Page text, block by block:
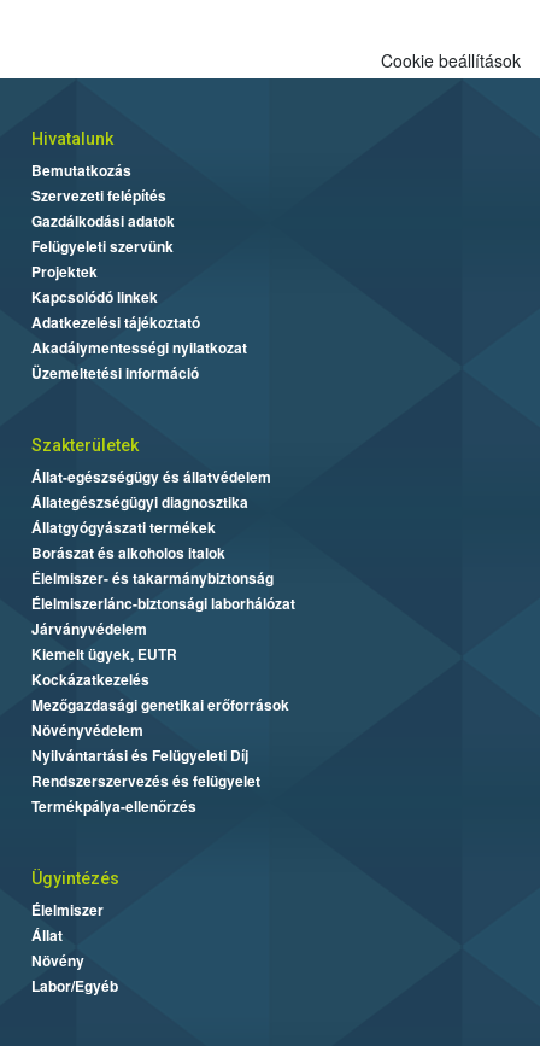
Cookie beállítások
Hivatalunk
Bemutatkozás
Szervezeti felépítés
Gazdálkodási adatok
Felügyeleti szervünk
Projektek
Kapcsolódó linkek
Adatkezelési tájékoztató
Akadálymentességi nyilatkozat
Üzemeltetési információ
Szakterületek
Állat-egészségügy és állatvédelem
Állategészségügyi diagnosztika
Állatgyógyászati termékek
Borászat és alkoholos italok
Élelmiszer- és takarmánybiztonság
Élelmiszerlánc-biztonsági laborhálózat
Járványvédelem
Kiemelt ügyek, EUTR
Kockázatkezelés
Mezőgazdasági genetikai erőforrások
Növényvédelem
Nyilvántartási és Felügyeleti Díj
Rendszerszervezés és felügyelet
Termékpálya-ellenőrzés
Ügyintézés
Élelmiszer
Állat
Növény
Labor/Egyéb